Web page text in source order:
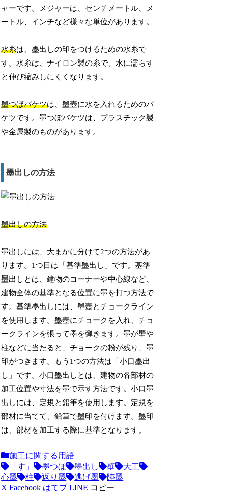
ャーです。メジャーは、センチメートル、メ
ートル、インチなど様々な単位があります。
水糸は、墨出しの印をつけるための水糸で
す。水糸は、ナイロン製の糸で、水に濡らす
と伸び縮みしにくくなります。
墨つぼバケツは、墨壺に水を入れるためのバ
ケツです。墨つぼバケツは、プラスチック製
や金属製のものがあります。
墨出しの方法
墨出しの方法
墨出しには、大まかに分けて2つの方法があ
ります。1つ目は「基準墨出し」です。基準
墨出しとは、建物のコーナーや中心線など、
建物全体の基準となる位置に墨を打つ方法で
す。基準墨出しには、墨壺とチョークライン
を使用します。墨壺にチョークを入れ、チョ
ークラインを張って墨を弾きます。墨が壁や
柱などに当たると、チョークの粉が残り、墨
印がつきます。もう1つの方法は「小口墨出
し」です。小口墨出しとは、建物の各部材の
加工位置や寸法を墨で示す方法です。小口墨
出しには、定規と鉛筆を使用します。定規を
部材に当てて、鉛筆で墨印を付けます。墨印
は、部材を加工する際に基準となります。
施工に関する用語
「す」
墨つぼ 墨出し 壁
大工
心墨
柱 返り墨 逃げ墨
陸墨
X Facebook はてブ LINE コピー